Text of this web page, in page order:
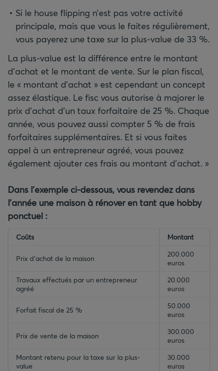
Si le house flipping n’est pas votre activité
principale, mais que vous le faites régulièrement,
vous payerez une taxe sur la plus-value de 33 %.
La plus-value est la différence entre le montant
d’achat et le montant de vente. Sur le plan fiscal,
le « montant d’achat » est cependant un concept
assez élastique. Le fisc vous autorise à majorer le
prix d’achat d’un taux forfaitaire de 25 %. Chaque
année, vous pouvez aussi compter 5 % de frais
forfaitaires supplémentaires. Et si vous faites
appel à un entrepreneur agréé, vous pouvez
également ajouter ces frais au montant d’achat. »
Dans l’exemple ci-dessous, vous revendez dans
l’année une maison à rénover en tant que hobby
ponctuel :
empty-header
Coûts Montant
Prix d’achat de la maison
200.000
euros
Travaux effectués par un entrepreneur
agréé
20.000
euros
Forfait fiscal de 25 %
50.000
euros
Prix de vente de la maison
300.000
euros
Montant retenu pour la taxe sur la plus-
value
30.000
euros